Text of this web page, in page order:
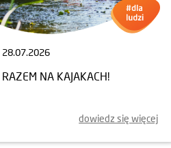
28.07.2026
RAZEM NA KAJAKACH!
dowiedz się więcej